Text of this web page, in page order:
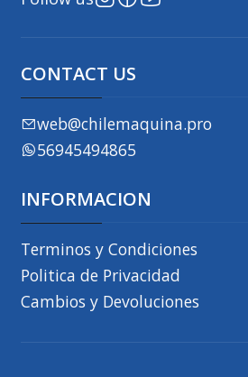
CONTACT US
web@chilemaquina.pro
56945494865
INFORMACION
Terminos y Condiciones
Politica de Privacidad
Cambios y Devoluciones